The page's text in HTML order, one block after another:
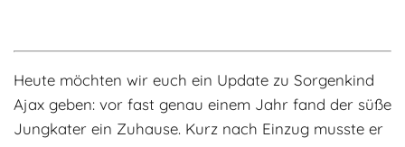
Heute möchten wir euch ein Update zu Sorgenkind
Ajax geben: vor fast genau einem Jahr fand der süße
Jungkater ein Zuhause. Kurz nach Einzug musste er